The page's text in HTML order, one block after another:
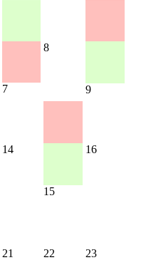
7
8
9
14
15
16
21 22 23